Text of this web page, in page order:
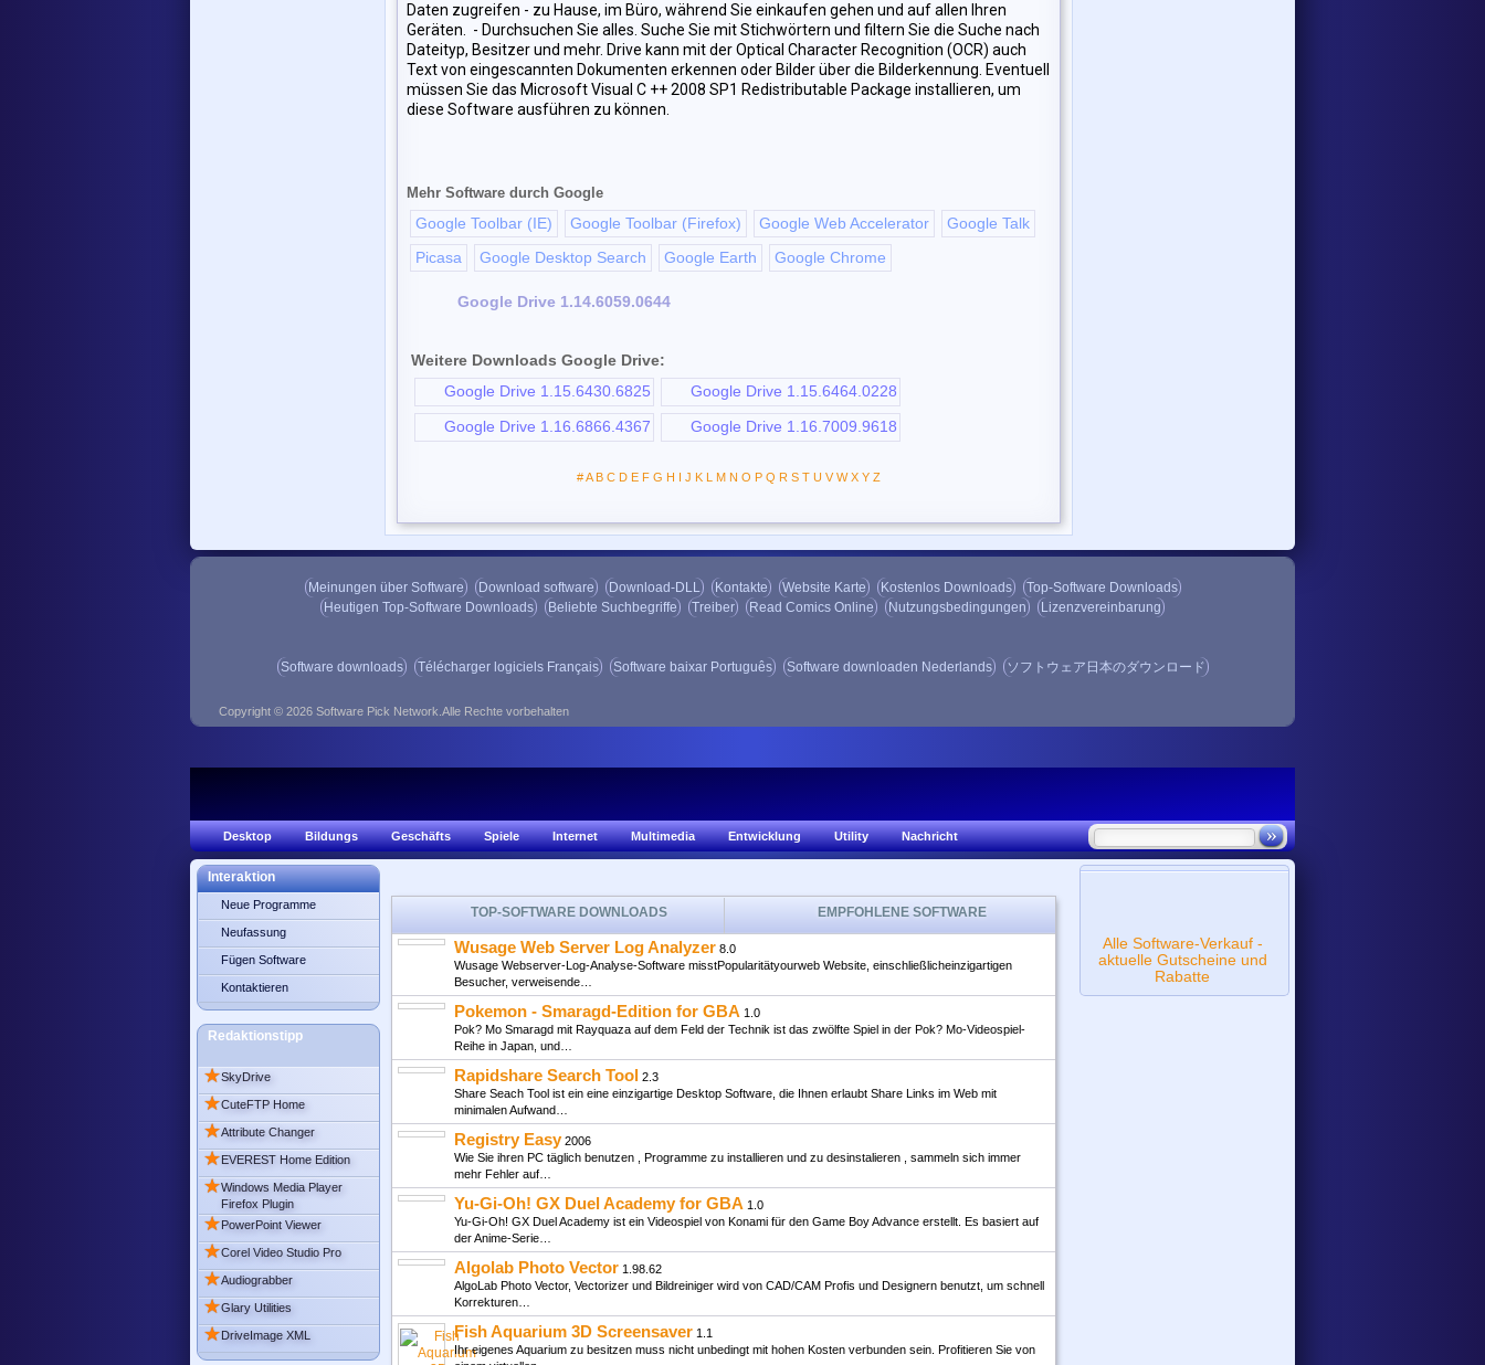
Daten zugreifen - zu Hause, im Büro, während Sie einkaufen gehen und auf allen Ihren
Geräten. - Durchsuchen Sie alles. Suche Sie mit Stichwörtern und filtern Sie die Suche nach
Dateityp, Besitzer und mehr. Drive kann mit der Optical Character Recognition (OCR) auch
Text von eingescannten Dokumenten erkennen oder Bilder über die Bilderkennung. Eventuell
müssen Sie das Microsoft Visual C ++ 2008 SP1 Redistributable Package installieren, um
diese Software ausführen zu können.
Mehr Software durch Google
Google Toolbar (IE) Google Toolbar (Firefox) Google Web Accelerator
Google Talk
Picasa
Google Desktop Search Google Earth Google Chrome
Google Drive 1.14.6059.0644
Weitere Downloads Google Drive:
Google Drive 1.15.6430.6825
Google Drive 1.15.6464.0228
Google Drive 1.16.6866.4367
Google Drive 1.16.7009.9618
#A B C D E F G H I J K L M N O P Q R S T U V W X Y Z
Meinungen über Software Download software Download-DLL Kontakte Website Karte Kostenlos Downloads
Top-Software Downloads
Heutigen Top-Software Downloads
Beliebte Suchbegriffe Treiber Read Comics Online Nutzungsbedingungen Lizenzvereinbarung
Software downloads Télécharger logiciels Français Software baixar Português Software downloaden Nederlands ソフトウェア日本のダウンロード
Copyright © 2026 Software Pick Network.Alle Rechte vorbehalten
Desktop Bildungs Geschäfts Spiele Internet Multimedia Entwicklung Utility Nachricht
TOP-SOFTWARE DOWNLOADS EMPFOHLENE SOFTWARE
Wusage Web Server Log Analyzer 8.0
Wusage Webserver-Log-Analyse-Software misstPopularitätyourweb Website, einschließlicheinzigartigen
Besucher, verweisende…
Pokemon - Smaragd-Edition for GBA 1.0
Pok? Mo Smaragd mit Rayquaza auf dem Feld der Technik ist das zwölfte Spiel in der Pok? Mo-Videospiel-
Reihe in Japan, und…
Rapidshare Search Tool 2.3
Share Seach Tool ist ein eine einzigartige Desktop Software, die Ihnen erlaubt Share Links im Web mit
minimalen Aufwand…
Registry Easy 2006
Wie Sie ihren PC täglich benutzen , Programme zu installieren und zu desinstalieren , sammeln sich immer
mehr Fehler auf…
Yu-Gi-Oh! GX Duel Academy for GBA 1.0
Yu-Gi-Oh! GX Duel Academy ist ein Videospiel von Konami für den Game Boy Advance erstellt. Es basiert auf
der Anime-Serie…
Algolab Photo Vector 1.98.62
AlgoLab Photo Vector, Vectorizer und Bildreiniger wird von CAD/CAM Profis und Designern benutzt, um schnell
Korrekturen…
Fish Aquarium 3D Screensaver 1.1
Ihr eigenes Aquarium zu besitzen muss nicht unbedingt mit hohen Kosten verbunden sein. Profitieren Sie von
Alle Software-Verkauf -
aktuelle Gutscheine und
Rabatte
Interaktion
Neue Programme
Neufassung
Fügen Software
Kontaktieren
Redaktionstipp
★SkyDrive
★CuteFTP Home
★Attribute Changer
★EVEREST Home Edition
★Windows Media Player
Firefox Plugin
★PowerPoint Viewer
★Corel Video Studio Pro
★Audiograbber
★Glary Utilities
★DriveImage XML